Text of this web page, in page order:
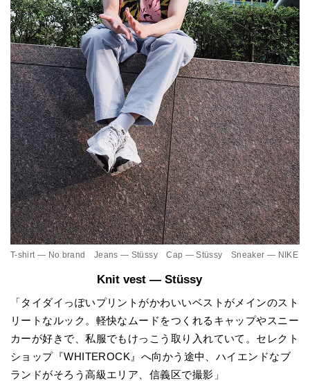
T-shirt — No brand Jeans — Stüssy Cap — Stüssy Sneaker — NIKE
Knit vest — Stüssy
「タイダイっぽいプリントがかわいいベストがメインのスト
リートなルック。軽快なムードをつくれるキャップやスニー
カーが好きで、私服でもけっこう取り入れていて。セレクト
ショップ『WHITEROCK』へ向かう途中、ハイエンドなブ
ランドがそろう高級エリア、信義区で撮影」